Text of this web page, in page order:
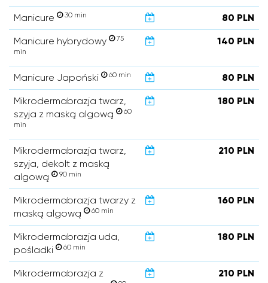
Manicure 30 min 80 PLN
Manicure hybrydowy
75
min
140 PLN
Manicure Japoński 60 min 80 PLN
Mikrodermabrazja twarz,
szyja z maską algową
60
min
180 PLN
Mikrodermabrazja twarz,
szyja, dekolt z maską
algową
90 min
210 PLN
Mikrodermabrazja twarzy z
maską algową
60 min
160 PLN
Mikrodermabrazja uda,
pośladki
60 min
180 PLN
Mikrodermabrazja z
210 PLN